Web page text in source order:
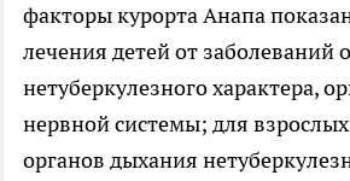
факторы курорта Анапа
лечения детей от заболеваний
нетуберкулезного характера,
нервной системы; для
органов дыхания